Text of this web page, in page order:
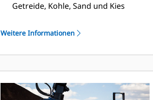
Getreide, Kohle, Sand und Kies
Die weite Schalenöffnung für
von Lasten in Produktionsgröße.
schneller Öffnungs- und Schließzeit
Weitere Informationen